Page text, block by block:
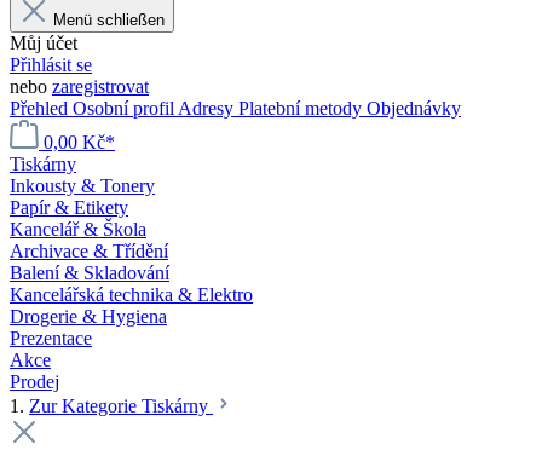
Menü schließen
Můj účet
Přihlásit se
nebo zaregistrovat
Přehled Osobní profil Adresy Platební metody Objednávky
0,00 Kč*
Tiskárny
Inkousty & Tonery
Papír & Etikety
Kancelář & Škola
Archivace & Třídění
Balení & Skladování
Kancelářská technika & Elektro
Drogerie & Hygiena
Prezentace
Akce
Prodej
1. Zur Kategorie Tiskárny